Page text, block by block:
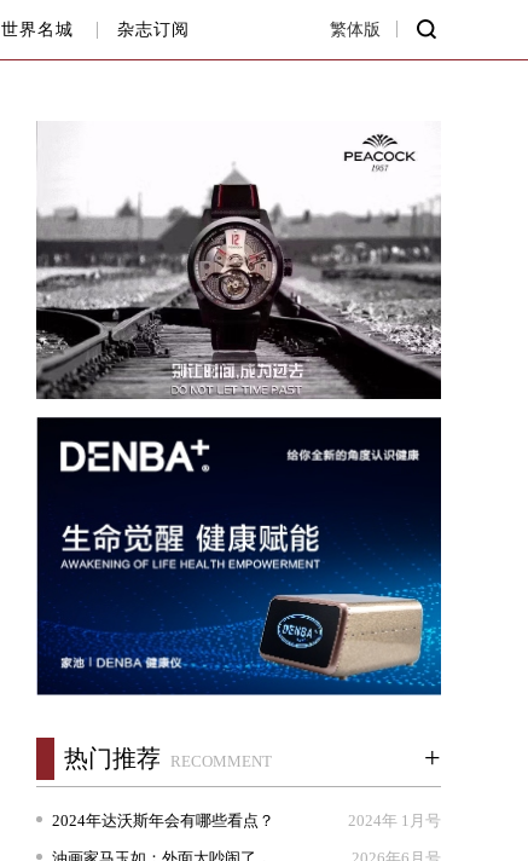
世界名城 杂志订阅 繁体版
热门推荐 RECOMMENT +
2024年达沃斯年会有哪些看点？ 2024年 1月号